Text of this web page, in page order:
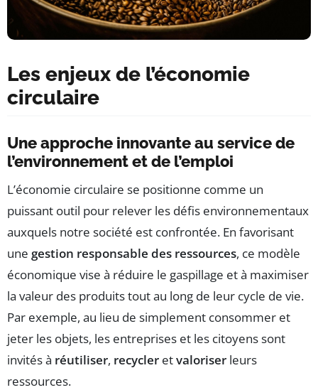
Les enjeux de l’économie
circulaire
Une approche innovante au service de
l’environnement et de l’emploi
L’économie circulaire se positionne comme un
puissant outil pour relever les défis environnementaux
auxquels notre société est confrontée. En favorisant
une gestion responsable des ressources, ce modèle
économique vise à réduire le gaspillage et à maximiser
la valeur des produits tout au long de leur cycle de vie.
Par exemple, au lieu de simplement consommer et
jeter les objets, les entreprises et les citoyens sont
invités à réutiliser, recycler etvaloriser leurs
ressources.